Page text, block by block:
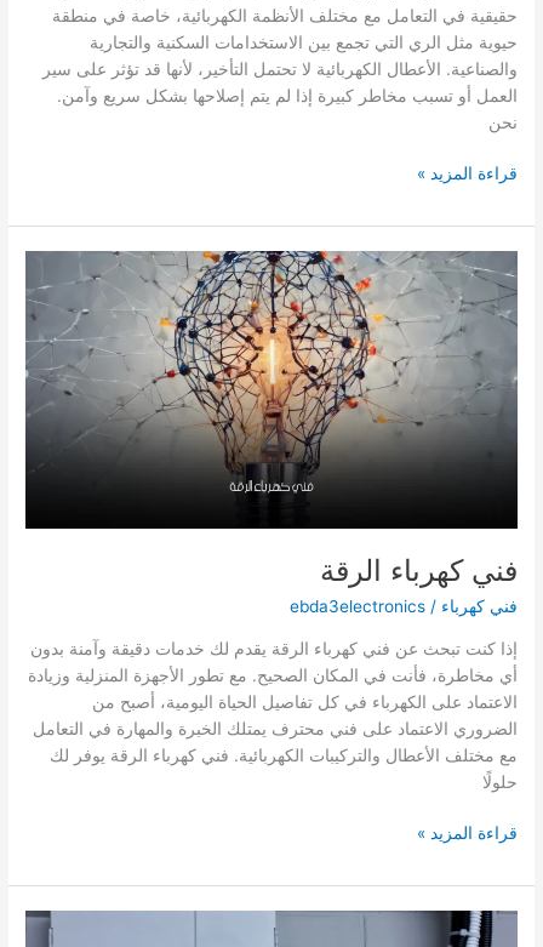
حقيقية في التعامل مع مختلف الأنظمة الكهربائية، خاصة في منطقة
حيوية مثل الري التي تجمع بين الاستخدامات السكنية والتجارية
والصناعية. الأعطال الكهربائية لا تحتمل التأخير، لأنها قد تؤثر على سير
العمل أو تسبب مخاطر كبيرة إذا لم يتم إصلاحها بشكل سريع وآمن.
نحن
فني
الري
قراءة المزيد »
فني كهرباء الرقة
فني كهرباء /
ebda3electronics
إذا كنت تبحث عن فني كهرباء الرقة يقدم لك خدمات دقيقة وآمنة بدون
أي مخاطرة، فأنت في المكان الصحيح. مع تطور الأجهزة المنزلية وزيادة
الاعتماد على الكهرباء في كل تفاصيل الحياة اليومية، أصبح من
الضروري الاعتماد على فني محترف يمتلك الخبرة والمهارة في التعامل
مع مختلف الأعطال والتركيبات الكهربائية. فني كهرباء الرقة يوفر لك
حلولًا
فني
الرقة
قراءة المزيد »